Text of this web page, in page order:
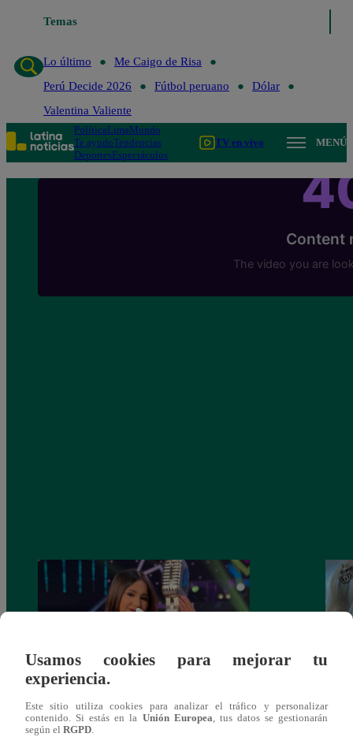
Temas
Lo último
Lo último
Me Caigo de Risa
Perú Decide 2026
Fútbol peruano
Dólar
Valentina Valiente
PolíticaLimaMundo
Te ayudoTendencias
DeportesEspectáculos
TV en vivo MENÚ
¡Imitadora de Laura Pausini se consagró
ganadora de Yo Soy: Nueva Generación!
Usamos cookies para mejorar tu
experiencia.
Este sitio utiliza cookies para analizar el tráfico y personalizar
contenido. Si estás en la Unión Europea, tus datos se gestionarán
según el RGPD.